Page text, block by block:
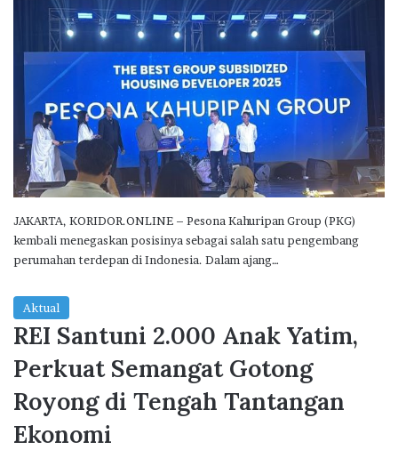
JAKARTA, KORIDOR.ONLINE – Pesona Kahuripan Group (PKG)
kembali menegaskan posisinya sebagai salah satu pengembang
perumahan terdepan di Indonesia. Dalam ajang…
Aktual
REI Santuni 2.000 Anak Yatim,
Perkuat Semangat Gotong
Royong di Tengah Tantangan
Ekonomi